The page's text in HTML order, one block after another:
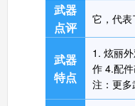
武器
点评
它，代表
武器
特点
1. 炫丽
作 4.配
注：更